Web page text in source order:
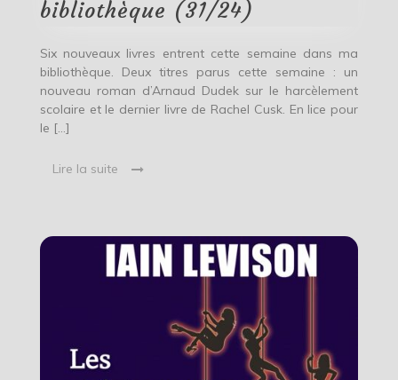
bibliothèque (31/24)
Six nouveaux livres entrent cette semaine dans ma
bibliothèque. Deux titres parus cette semaine : un
nouveau roman d’Arnaud Dudek sur le harcèlement
scolaire et le dernier livre de Rachel Cusk. En lice pour
le […]
Lire la suite